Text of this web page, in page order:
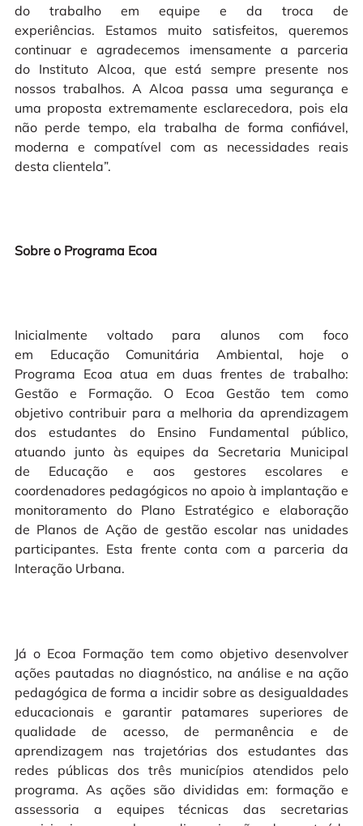
do trabalho em equipe e da troca de
experiências. Estamos muito satisfeitos, queremos
continuar e agradecemos imensamente a parceria
do Instituto Alcoa, que está sempre presente nos
nossos trabalhos. A Alcoa passa uma segurança e
uma proposta extremamente esclarecedora, pois ela
não perde tempo, ela trabalha de forma confiável,
moderna e compatível com as necessidades reais
desta clientela”.
Sobre o Programa Ecoa
Inicialmente voltado para alunos com foco
em Educação Comunitária Ambiental, hoje o
Programa Ecoa atua em duas frentes de trabalho:
Gestão e Formação. O Ecoa Gestão tem como
objetivo contribuir para a melhoria da aprendizagem
dos estudantes do Ensino Fundamental público,
atuando junto às equipes da Secretaria Municipal
de Educação e aos gestores escolares e
coordenadores pedagógicos no apoio à implantação e
monitoramento do Plano Estratégico e elaboração
de Planos de Ação de gestão escolar nas unidades
participantes. Esta frente conta com a parceria da
Interação Urbana.
Já o Ecoa Formação tem como objetivo desenvolver
ações pautadas no diagnóstico, na análise e na ação
pedagógica de forma a incidir sobre as desigualdades
educacionais e garantir patamares superiores de
qualidade de acesso, de permanência e de
aprendizagem nas trajetórias dos estudantes das
redes públicas dos três municípios atendidos pelo
programa. As ações são divididas em: formação e
assessoria a equipes técnicas das secretarias